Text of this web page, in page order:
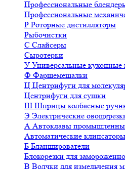
Профессиональные
Профессиональные
Р Роторные дистилляторы
Рыбочистки
С Слайсеры
Сыротерки
У Универсальные
Ф Фаршемешалки
Ц Центрифуги для
Центрифуги для сушки
Ш Шприцы колбасные
Э Электрические
А Автоклавы
Автоматические
Б Бланширователи
Блокорезки для
В Волчки для измельчения